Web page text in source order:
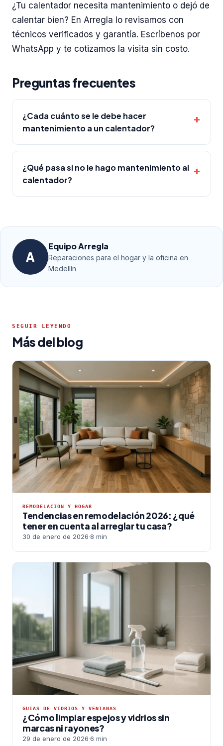
¿Tu calentador necesita mantenimiento o dejó de
calentar bien? En Arregla lo revisamos con
técnicos verificados y garantía. Escríbenos por
WhatsApp y te cotizamos la visita sin costo.
Preguntas frecuentes
¿Cada cuánto se le debe hacer
mantenimiento a un calentador?
¿Qué pasa si no le hago mantenimiento al
calentador?
A
Equipo Arregla
Reparaciones para el hogar y la oficina en
Medellín
SEGUIR LEYENDO
Más del blog
REMODELACIÓN Y HOGAR
Tendencias en remodelación 2026: ¿qué
tener en cuenta al arreglar tu casa?
30 de enero de 2026·8 min
GUÍAS DE VIDRIOS Y VENTANAS
¿Cómo limpiar espejos y vidrios sin
marcas ni rayones?
29 de enero de 2026·6 min